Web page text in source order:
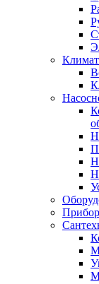
Климат